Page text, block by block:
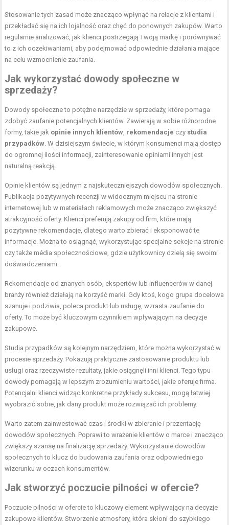
Stosowanie tych zasad może znacząco wpłynąć na relacje z klientami i
przekładać się na ich lojalność oraz chęć do ponownych zakupów. Warto
regularnie analizować, jak klienci postrzegają Twoją markę i porównywać
to z ich oczekiwaniami, aby podejmować odpowiednie działania mające
na celu wzmocnienie zaufania.
Jak wykorzystać dowody społeczne w
sprzedaży?
Dowody społeczne to potężne narzędzie w sprzedaży, które pomaga
zdobyć zaufanie potencjalnych klientów. Zawierają w sobie różnorodne
formy, takie jak opinie innych klientów rekomendacje czy studia
przypadków . W dzisiejszym świecie, w którym konsumenci mają dostęp
do ogromnej ilości informacji, zainteresowanie opiniami innych jest
naturalną reakcją.
Opinie klientów są jednym z najskuteczniejszych dowodów społecznych.
Publikacja pozytywnych recenzji w widocznym miejscu na stronie
internetowej lub w materiałach reklamowych może znacząco zwiększyć
atrakcyjność oferty. Klienci preferują zakupy od firm, które mają
pozytywne rekomendacje, dlatego warto zbierać i eksponować te
informacje. Można to osiągnąć, wykorzystując specjalne sekcje na stronie
czy także média społecznościowe, gdzie użytkownicy dzielą się swoimi
doświadczeniami.
Rekomendacje od znanych osób, ekspertów lub influencerów w danej
branży również działają na korzyść marki. Gdy ktoś, kogo grupa docelowa
szanuje i podziwia, poleca produkt lub usługę, wzrasta zaufanie do
oferty. To może być kluczowym czynnikiem wpływającym na decyzje
zakupowe.
Studia przypadków są kolejnym narzędziem, które można wykorzystać w
procesie sprzedaży. Pokazują praktyczne zastosowanie produktu lub
usługi oraz rzeczywiste rezultaty, jakie osiągnęli inni klienci. Tego typu
dowody pomagają w lepszym zrozumieniu wartości, jakie oferuje firma.
Potencjalni klienci widząc konkretne przykłady sukcesu, mogą łatwiej
wyobrazić sobie, jak dany produkt może rozwiązać ich problemy.
Warto zatem zainwestować czas i środki w zbieranie i prezentację
dowodów społecznych. Poprawi to wrażenie klientów o marce i znacząco
zwiększy szansę na finalizację sprzedaży. Wykorzystanie dowodów
społecznych to klucz do budowania zaufania oraz odpowiedniego
wizerunku w oczach konsumentów.
Jak stworzyć poczucie pilności w ofercie?
Poczucie pilności w ofercie to kluczowy element wpływający na decyzje
zakupowe klientów. Stworzenie atmosfery, która skłoni do szybkiego